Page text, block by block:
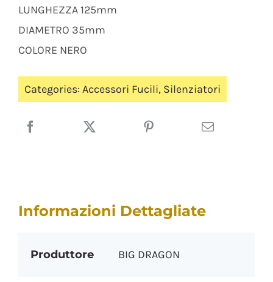
LUNGHEZZA 125mm
DIAMETRO 35mm
COLORE NERO
Categories: Accessori Fucili, Silenziatori
Informazioni Dettagliate
Produttore BIG DRAGON